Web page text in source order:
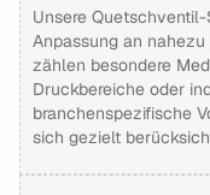
Unsere
Anpassung an
zählen besondere
Druckbereiche oder
branchenspezifische
sich gezielt